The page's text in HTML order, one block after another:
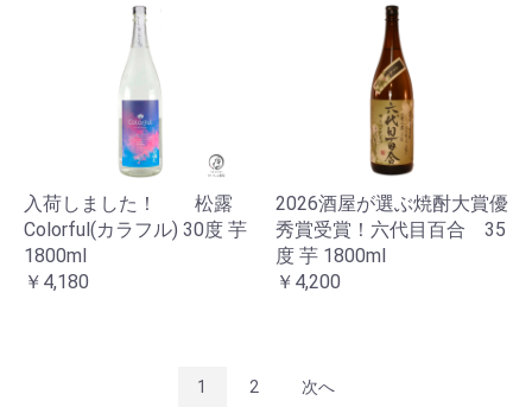
入荷しました！ 松露
Colorful(カラフル) 30度 芋
1800ml
￥4,180
2026酒屋が選ぶ焼酎大賞優
秀賞受賞！六代目百合 35
度 芋 1800ml
￥4,200
1 2 次へ